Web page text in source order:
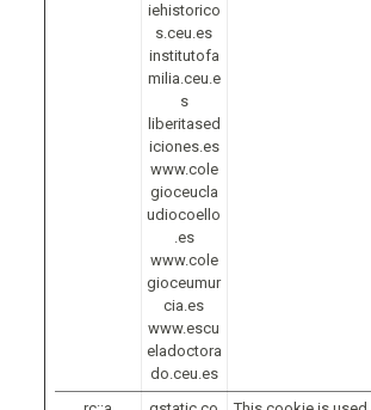
iehistorico
s.ceu.es
institutofa
milia.ceu.e
s
liberitased
iciones.es
www.cole
gioceucla
udiocoello
.es
www.cole
gioceumur
cia.es
www.escu
eladoctora
do.ceu.es